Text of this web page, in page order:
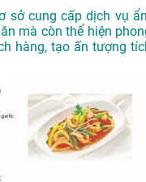
sở cung cấp dịch vụ
mà còn thể hiện
hàng, tạo ấn tượng